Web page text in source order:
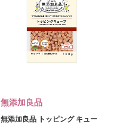
無添加良品
無添加良品 トッピング キュー